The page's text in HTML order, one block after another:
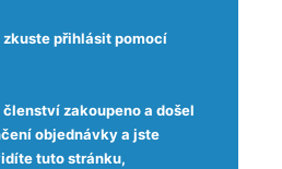
přihlásit pomocí
zakoupeno a došel
objednávky a jste
tuto stránku,